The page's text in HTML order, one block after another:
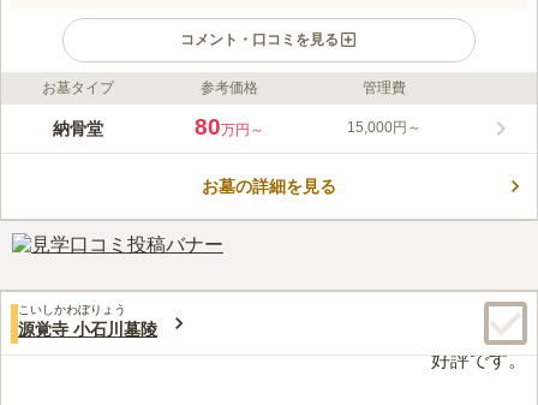
コメント・口コミを見る
ライフドット編集部のコメント
アクセス抜群の立地にある最新設備の納骨堂です。お洒落な建物
館内の清掃や搬送機のメンテナンスのため毎月一回の休館日がご
口コミ評価
お墓タイプ 参考価格 管理費
納骨堂 80万円～ 15,000円～
お墓の詳細を見る
こいしかわぼりょう
源覚寺 小石川墓陵